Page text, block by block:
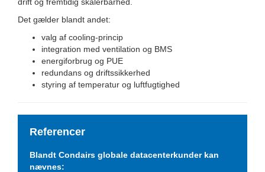
Det gælder blandt andet:
valg af cooling-princip
integration med ventilation og BMS
energiforbrug og PUE
redundans og driftssikkerhed
styring af temperatur og luftfugtighed
Referencer
Blandt Condairs globale datacenterkunder kan
nævnes: